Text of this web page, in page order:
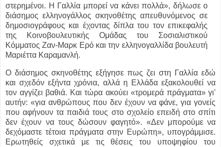
στερημένοι. Η Γαλλία μπορεί να κάνει πολλά», δήλωσε ο
διάσημος ελληνογάλλος σκηνοθέτης απευθυνόμενος σε
δημοσιογράφους και έχοντας δίπλα του τον επικεφαλής
της Κοινοβουλευτικής Ομάδας του Σοσιαλιστικού
Κόμματος Ζαν-Μαρκ Ερό και την ελληνογαλλίδα βουλευτή
Μαριέττα Καραμανλή.
Ο διάσημος σκηνοθέτης εξήγησε πως ζει στη Γαλλία εδώ
και σχεδόν εξήντα χρόνια, αλλά η Ελλάδα εξακολουθεί να
τον αγγίζει βαθιά. Και τώρα ακούει «τρομερά πράγματα» γι'
αυτήν: «για ανθρώπους που δεν έχουν να φάνε, για γονείς
που αφήνουν τα παιδιά τους στο σχολείο επειδή στο σπίτι
δεν έχουν να τους δώσουν φαγητό». «Δεν μπορούμε να
δεχόμαστε τέτοια πράγματα στην Ευρώπη», υπογράμμισε.
Ερωτηθείς σχετικά με τις θέσεις του υποψηφίου του